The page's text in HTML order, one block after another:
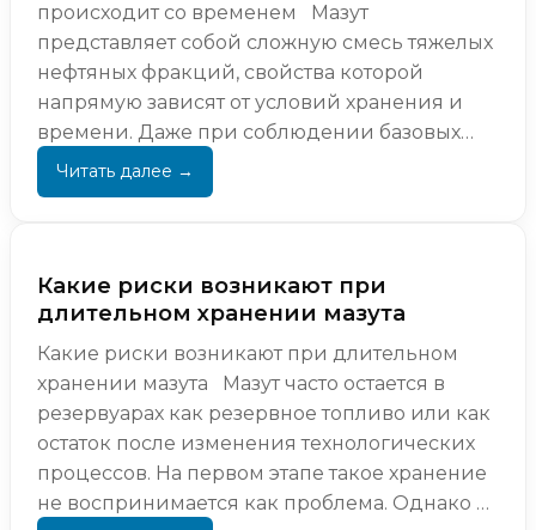
происходит со временем Мазут
представляет собой сложную смесь тяжелых
нефтяных фракций, свойства которой
напрямую зависят от условий хранения и
времени. Даже при соблюдении базовых
требований к резерв...
Какие риски возникают при
длительном хранении мазута
Какие риски возникают при длительном
хранении мазута Мазут часто остается в
резервуарах как резервное топливо или как
остаток после изменения технологических
процессов. На первом этапе такое хранение
не воспринимается как проблема. Однако со